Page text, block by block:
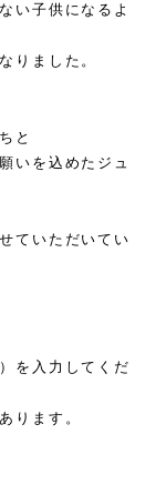
い子供になるよ
りました。
と
いを込めたジュ
ていただいてい
を入力してくだ
ります。